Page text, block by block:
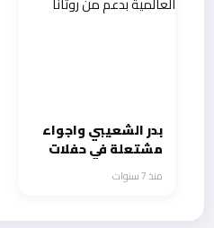
بدر الشعيبي واجواء
مشتعلة في حفلات
القرية العالمية بدعم
من روتانا
منذ 7 سنوات